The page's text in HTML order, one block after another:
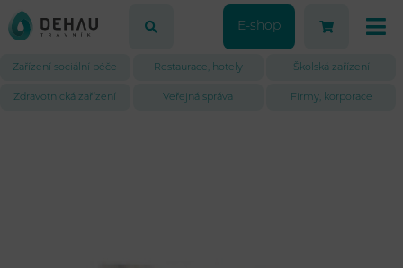
E-shop
Zařízení sociální péče Restaurace, hotely Školská zařízení
Zdravotnická zařízení Veřejná správa Firmy, korporace